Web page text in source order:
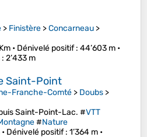
> Finistère >Concarneau >
• Dénivelé positif: 44’603 m •
: 2’433 m
Saint-Point
Franche-Comté > Doubs >
Saint-Point-Lac. #VTT
#Nature
Dénivelé positif: 1’364 m •